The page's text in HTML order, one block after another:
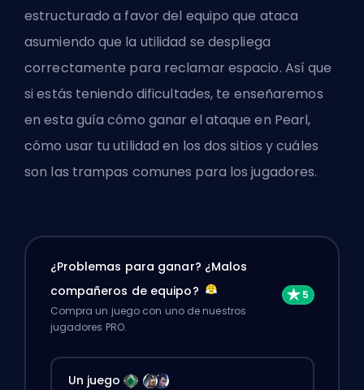
estructurado a favor del equipo que ataca
asumiendo que la utilidad se despliega
correctamente para reclamar espacio. Así que
si estás teniendo dificultades, te enseñaremos
en esta guía cómo ganar el ataque en Pearl,
cómo usar tu utilidad en los dos sitios y cuáles
son las trampas comunes para los jugadores.
¿Problemas para ganar? ¿Malos
compañeros de equipo?
Compra un juego con uno de nuestros
jugadores PRO.
Un juego